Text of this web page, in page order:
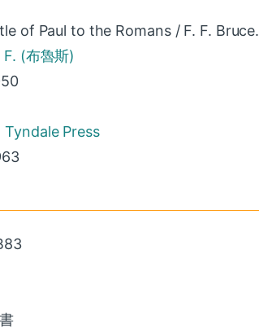
of Paul to the Romans / F. F. Bruce.
(布魯斯)
Press